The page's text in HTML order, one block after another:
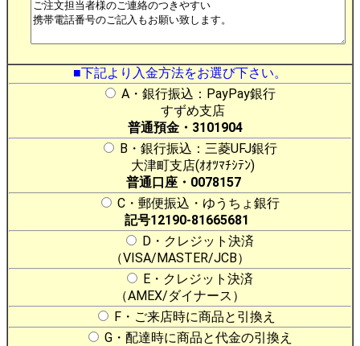
■下記より入金方法をお選び下さい。
A・銀行振込：PayPay銀行
すずめ支店
普通預金・3101904
B・銀行振込：三菱UFJ銀行
大津町支店(ｵｵﾂﾏﾁｼﾃﾝ)
普通口座・0078157
C・郵便振込・ゆうちょ銀行
記号12190-81665681
D・クレジット決済
（VISA/MASTER/JCB）
E・クレジット決済
（AMEX/ダイナース）
F・ご来店時に商品と引換え
G・配達時に商品と代金の引換え